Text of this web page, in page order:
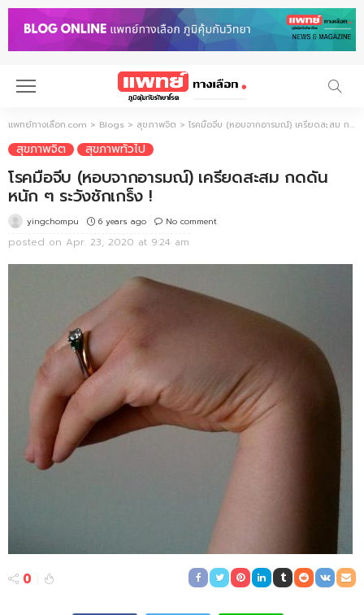
แพทย์ทางเลือก.com > Blogs > สุขภาพจิต > โรคมือจีบ (หอบจากอารมณ์) เครียดสะสม กดดันหนัก ๆ ระวังชักเกร็ง !
สุขภาพจิต สุขภาพทั่วไป
โรคมือจีบ (หอบจากอารมณ์) เครียดสะสม กดดัน
หนัก ๆ ระวังชักเกร็ง !
yingchompu 6 years ago No comment
posted on Apr. 23, 2020 at 9:24 am
0